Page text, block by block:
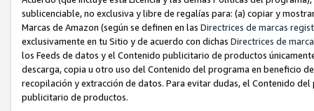
sublicenciable, no exclusiva y libre de regalías para: (a) copiar y
Marcas de Amazon (según se definen en las Directrices de marcas
exclusivamente en tu Sitio y de acuerdo con dichas Directrices de
los Feeds de datos y el Contenido publicitario de productos
descarga, copia u otro uso del Contenido del programa en beneficio
recopilación y extracción de datos. Para evitar dudas, el Contenido
publicitario de productos.